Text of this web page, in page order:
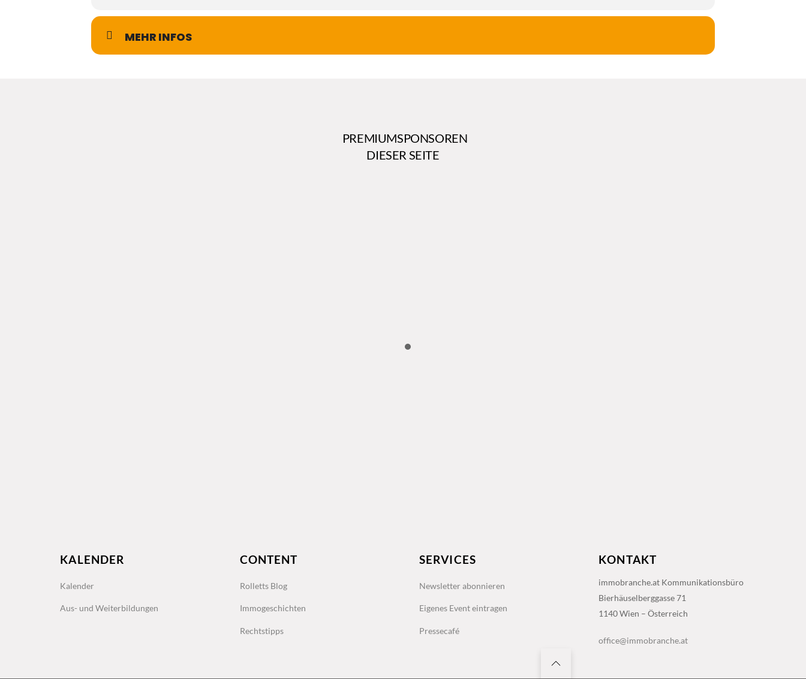
MEHR INFOS
PREMIUMSPONSOREN
DIESER SEITE
KALENDER
Kalender
Aus- und Weiterbildungen
CONTENT
Rolletts Blog
Immogeschichten
Rechtstipps
SERVICES
Newsletter abonnieren
Eigenes Event eintragen
Pressecafé
KONTAKT
immobranche.at Kommunikationsbüro
Bierhäuselberggasse 71
1140 Wien – Österreich
office@immobranche.at